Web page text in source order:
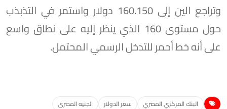
وتراجع الين إلى 160.150 دولار واستمر في التذبذب
حول مستوى 160 الذي ينظر إليه على نطاق واسع
على أنه خط أحمر للتدخل الرسمي المحتمل.
البنك المركزي المصري سعر الدولار
الجنيه المصرى